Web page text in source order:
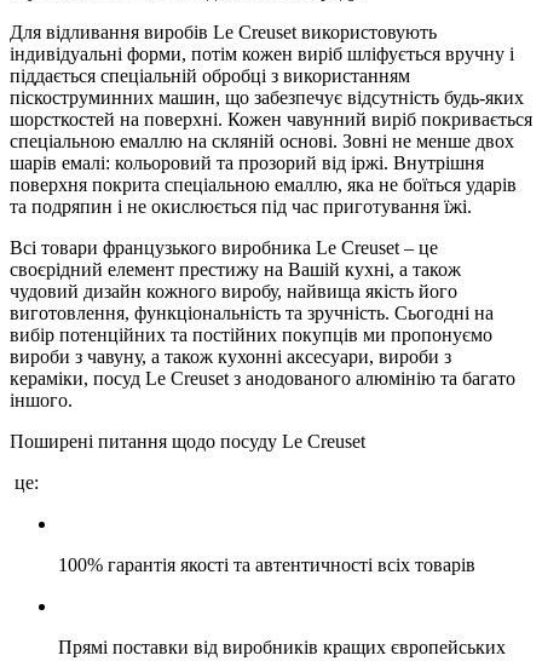
Для відливання виробів Le Creuset використовують
індивідуальні форми, потім кожен виріб шліфується вручну і
піддається спеціальній обробці з використанням
піскоструминних машин, що забезпечує відсутність будь-яких
шорсткостей на поверхні. Кожен чавунний виріб покривається
спеціальною емаллю на скляній основі. Зовні не менше двох
шарів емалі: кольоровий та прозорий від іржі. Внутрішня
поверхня покрита спеціальною емаллю, яка не боїться ударів
та подряпин і не окислюється під час приготування їжі.
Всі товари французького виробника Le Creuset – це
своєрідний елемент престижу на Вашій кухні, а також
чудовий дизайн кожного виробу, найвища якість його
виготовлення, функціональність та зручність. Сьогодні на
вибір потенційних та постійних покупців ми пропонуємо
вироби з чавуну, а також кухонні аксесуари, вироби з
кераміки, посуд Le Creuset з анодованого алюмінію та багато
іншого.
Поширені питання щодо посуду Le Creuset
це:
100% гарантія якості та автентичності всіх товарів
Прямі поставки від виробників кращих європейських